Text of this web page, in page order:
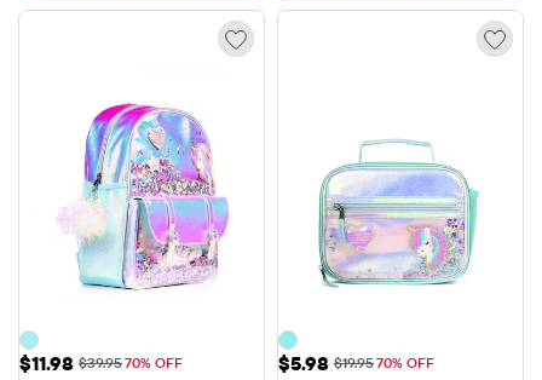
Precio de venta: $11.98
$11.98 Precio original: $39.95
$39.9570% OFF Precio de venta: $5.98
$5.98 Precio original: $19.95
$19.9570% OFF